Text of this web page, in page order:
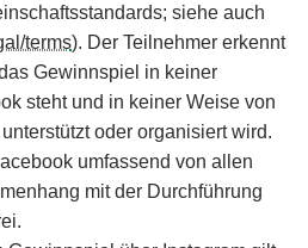
siehe auch
terms). Der Teilnehmer erkennt
Gewinnspiel in keiner
steht und in keiner Weise von
oder organisiert wird.
umfassend von allen
mit der Durchführung